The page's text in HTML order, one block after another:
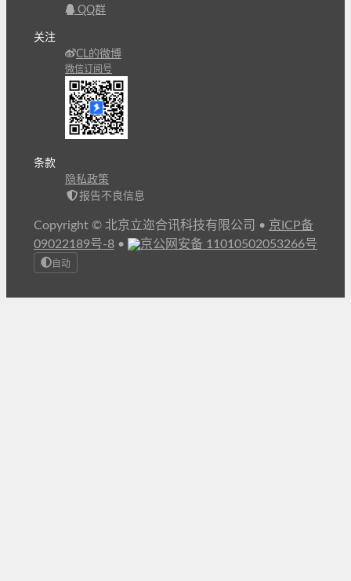
QQ群
关注
CL的微博
微信订阅号
条款
隐私政策
报告不良信息
Copyright © 北京立迩合讯科技有限公司 • 京ICP备
09022189号-8 • 京公网安备 11010502053266号
自动